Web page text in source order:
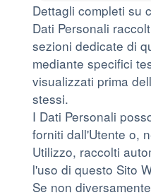
Dettagli completi su
Dati Personali
sezioni dedicate di
mediante specifici
visualizzati prima
stessi.
I Dati Personali
forniti dall'Utente o,
Utilizzo, raccolti
l'uso di questo Sito
Se non